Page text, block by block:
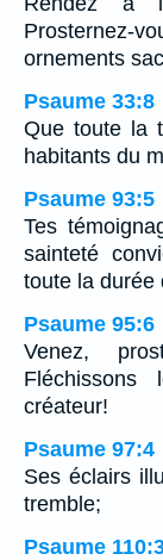
ornements
Psaume 33:8
Que toute la
habitants du
Psaume 93:5
Tes
sainteté
toute la durée
Psaume 95:6
Venez,
créateur!
Psaume 97:4
Ses éclairs
tremble;
Psaume